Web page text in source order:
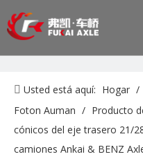
Usted está aquí: Hogar /
Foton Auman / Producto
cónicos del eje trasero 21/
camiones Ankai & BENZ